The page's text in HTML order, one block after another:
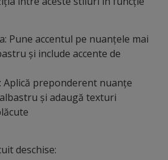
Pune accentul pe nuanțele mai
și include accente de
Aplică preponderent nuanțe
și adaugă texturi
deschise: